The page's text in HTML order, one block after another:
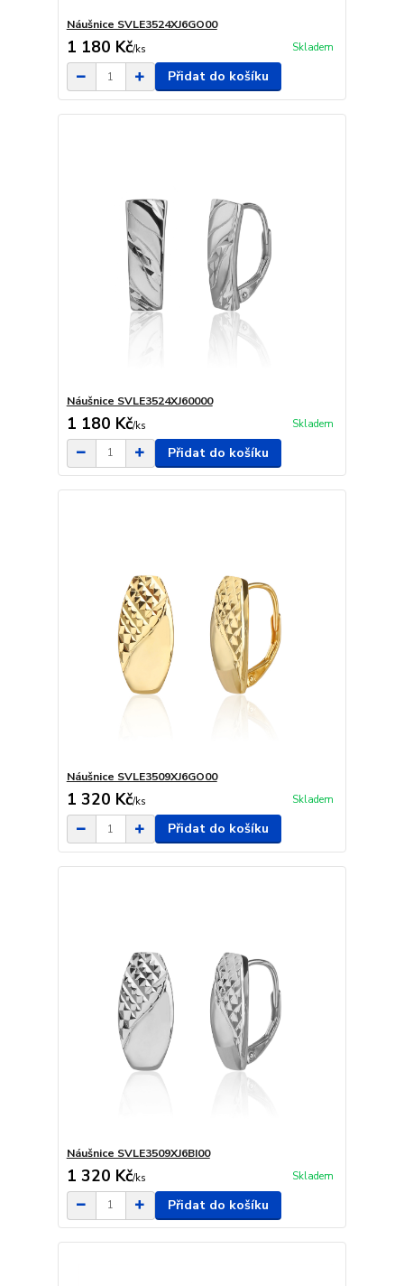
Náušnice SVLE3524XJ6GO00
1 180 Kč/ks Skladem
Přidat do košíku
Náušnice SVLE3524XJ60000
1 180 Kč/ks Skladem
Přidat do košíku
Náušnice SVLE3509XJ6GO00
1 320 Kč/ks Skladem
Přidat do košíku
Náušnice SVLE3509XJ6BI00
1 320 Kč/ks Skladem
Přidat do košíku